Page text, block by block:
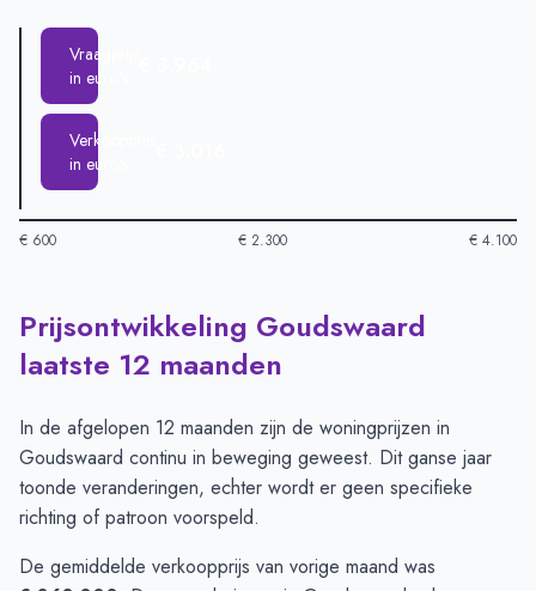
Vraagprijs
in euro's
Verkoopprijs
in euro's
€ 600 € 2.300 € 4.100
Huizenprijzen in Goudswaard per m2-Afgelopen 3 maanden
Type
Vraagprijs in euro's
Verkoopprijs in euro's
Prijsontwikkeling Goudswaard
laatste 12 maanden
In de afgelopen 12 maanden zijn de woningprijzen in
Goudswaard continu in beweging geweest. Dit ganse jaar
toonde veranderingen, echter wordt er geen specifieke
richting of patroon voorspeld.
De gemiddelde verkoopprijs van vorige maand was